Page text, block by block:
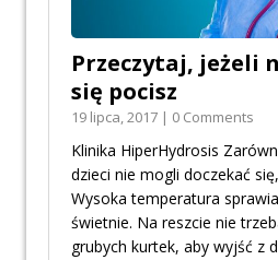
Przeczytaj, jeżeli
się pocisz
19 lipca, 2017 | 0 Comments
Klinika HiperHydrosis
dzieci nie mogli doczekać
Wysoka temperatura
świetnie. Na reszcie nie
grubych kurtek, aby wyjść z